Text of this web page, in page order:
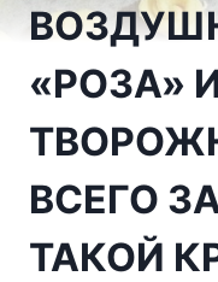
«РОЗА»
ВСЕГО
ТАКОЙ